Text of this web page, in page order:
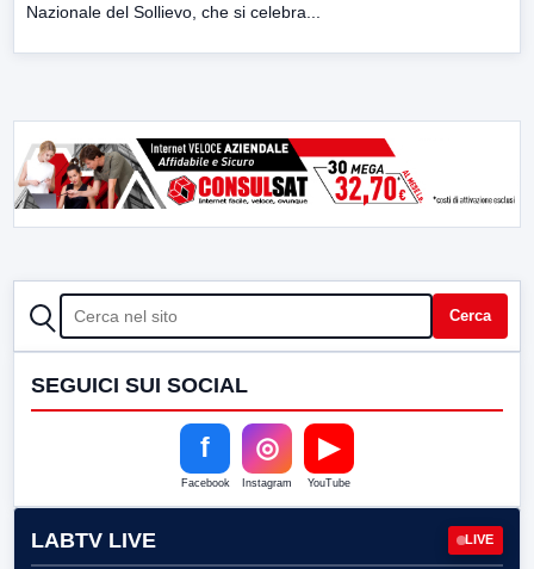
Nazionale del Sollievo, che si celebra...
CERCA Cerca
SEGUICI SUI SOCIAL
f
Facebook
◎
Instagram
▶
YouTube
LABTV LIVE LIVE